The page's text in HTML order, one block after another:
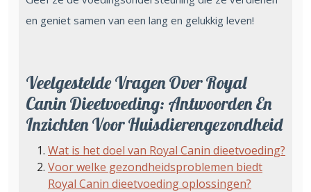
en geniet samen van een lang en gelukkig leven!
Veelgestelde Vragen Over Royal
Canin Dieetvoeding: Antwoorden En
Inzichten Voor Huisdierengezondheid
Wat is het doel van Royal Canin dieetvoeding?
Voor welke gezondheidsproblemen biedt
Royal Canin dieetvoeding oplossingen?